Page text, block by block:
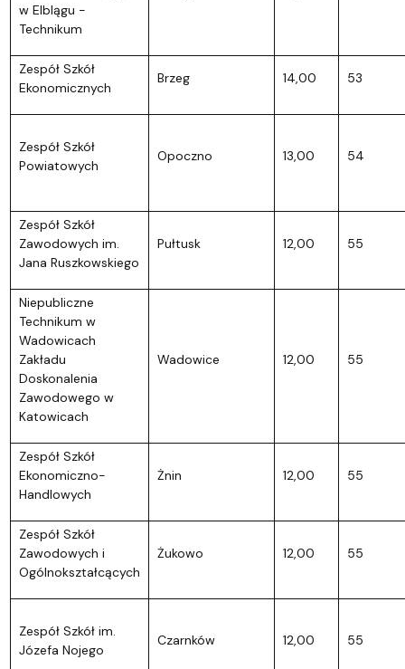
w Elblągu -
Technikum
Zespół Szkół
Ekonomicznych
Brzeg 14,00 53
Zespół Szkół
Powiatowych
Opoczno 13,00 54
Zespół Szkół
Zawodowych im.
Jana Ruszkowskiego
Pułtusk 12,00 55
Niepubliczne
Technikum w
Wadowicach
Zakładu
Doskonalenia
Zawodowego w
Katowicach
Wadowice 12,00 55
Zespół Szkół
Ekonomiczno-
Handlowych
Żnin 12,00 55
Zespół Szkół
Zawodowych i
Ogólnokształcących
Żukowo 12,00 55
Zespół Szkół im.
Józefa Nojego
Czarnków 12,00 55